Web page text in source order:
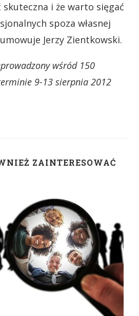
i że warto sięgać
spoza własnej
Jerzy Zientkowski.
wśród 150
9-13 sierpnia 2012
ZAINTERESOWAĆ